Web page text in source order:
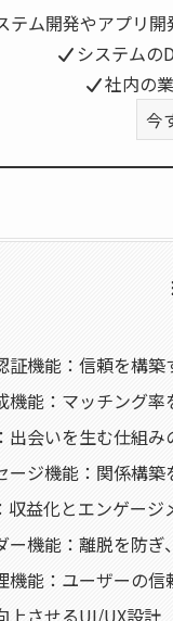
テム開発やアプリ
システムの
社内の
今
証機能：信頼を構
機能：マッチング
出会いを生む仕組み
ージ機能：関係構
収益化とエンゲー
ー機能：離脱を防
機能：ユーザーの